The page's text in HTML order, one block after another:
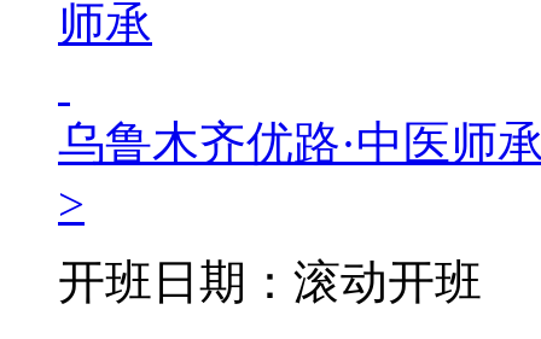
乌鲁木齐优路·中医师
>
开班日期：滚动开班